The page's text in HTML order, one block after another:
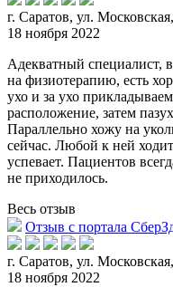
г. Саратов, ул.
18 ноября 2022
Адекватный специалист,
на физиотерапию, есть
ухо и за ухо
расположение, затем
Параллельно хожу на
сейчас. Любой к ней
успевает. Пациентов
не приходилось.
Весь отзыв
Отзыв с портала
г. Саратов, ул.
18 ноября 2022